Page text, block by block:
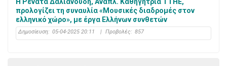
προλογίζει τη συναυλία «Μουσικές διαδρομές στον
ελληνικό χώρο», με έργα Ελλήνων συνθετών
Δημοσίευση: 05-04-2025 20:11 | Προβολές: 857